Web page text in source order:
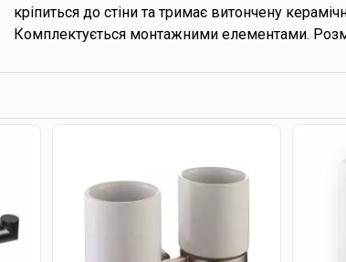
кріпиться до стіни та тримає витончену
Комплектується монтажними елементами.